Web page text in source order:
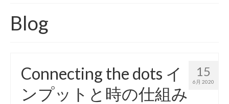
420 shibuya_info
420 shibuya_shop
Instagram:420shibuya_official
Blog
15
6月 2020
Connecting the dots イ
ンプットと時の仕組み